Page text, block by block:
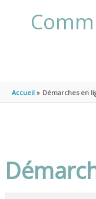
Accueil Démarches en